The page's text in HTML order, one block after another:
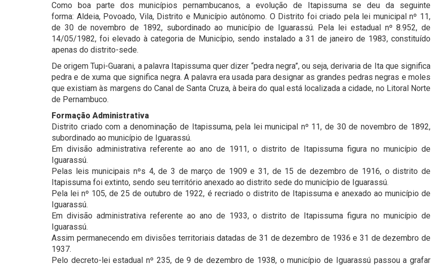
Como boa parte dos municípios pernambucanos, a evolução de Itapissuma se deu da seguinte
forma: Aldeia, Povoado, Vila, Distrito e Município autônomo. O Distrito foi criado pela lei municipal nº 11,
de 30 de novembro de 1892, subordinado ao município de Iguarassú. Pela lei estadual nº 8.952, de
14/05/1982, foi elevado à categoria de Município, sendo instalado a 31 de janeiro de 1983, constituído
apenas do distrito-sede.
De origem Tupi-Guarani, a palavra Itapissuma quer dizer “pedra negra”, ou seja, derivaria de Ita que significa
pedra e de xuma que significa negra. A palavra era usada para designar as grandes pedras negras e moles
que existiam às margens do Canal de Santa Cruza, à beira do qual está localizada a cidade, no Litoral Norte
de Pernambuco.
Formação Administrativa
Distrito criado com a denominação de Itapissuma, pela lei municipal nº 11, de 30 de novembro de 1892,
subordinado ao município de Iguarassú.
Em divisão administrativa referente ao ano de 1911, o distrito de Itapissuma figura no município de
Iguarassú.
Pelas leis municipais nºs 4, de 3 de março de 1909 e 31, de 15 de dezembro de 1916, o distrito de
Itapissuma foi extinto, sendo seu território anexado ao distrito sede do município de Iguarassú.
Pela lei nº 105, de 25 de outubro de 1922, é recriado o distrito de Itapissuma e anexado ao município de
Iguarassú.
Em divisão administrativa referente ao ano de 1933, o distrito de Itapissuma figura no município de
Iguarassú.
Assim permanecendo em divisões territoriais datadas de 31 de dezembro de 1936 e 31 de dezembro de
1937.
Pelo decreto-lei estadual nº 235, de 9 de dezembro de 1938, o município de Iguarassú passou a grafar